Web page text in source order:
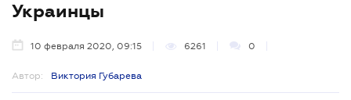
Украинцы
10 февраля 2020, 09:15 6261 0
Автор: Виктория Губарева